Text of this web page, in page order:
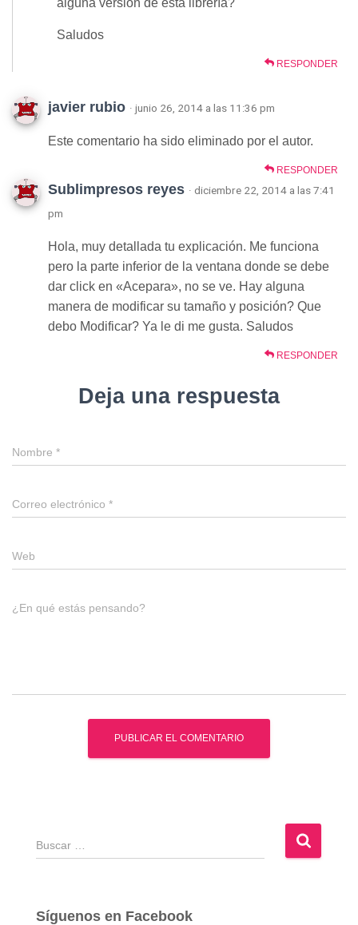
Saludos
RESPONDER
javier rubio · junio 26, 2014 a las 11:36 pm
Este comentario ha sido eliminado por el autor.
RESPONDER
Sublimpresos reyes · diciembre 22, 2014 a las 7:41
pm
Hola, muy detallada tu explicación. Me funciona
pero la parte inferior de la ventana donde se debe
dar click en «Acepara», no se ve. Hay alguna
manera de modificar su tamaño y posición? Que
debo Modificar? Ya le di me gusta. Saludos
RESPONDER
Deja una respuesta
Nombre *
Correo electrónico *
Web
¿En qué estás pensando?
B
u
a
Síguenos en Facebook